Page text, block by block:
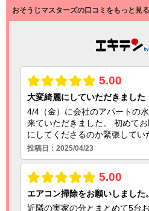
おそうじマスターズの口コミをもっと見る